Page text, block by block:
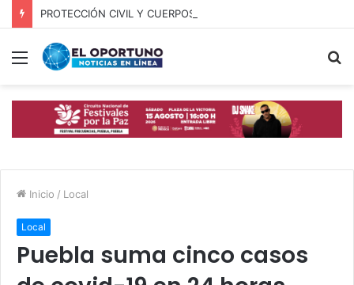
Menú
Inicio / Local
Local
Puebla suma cinco casos